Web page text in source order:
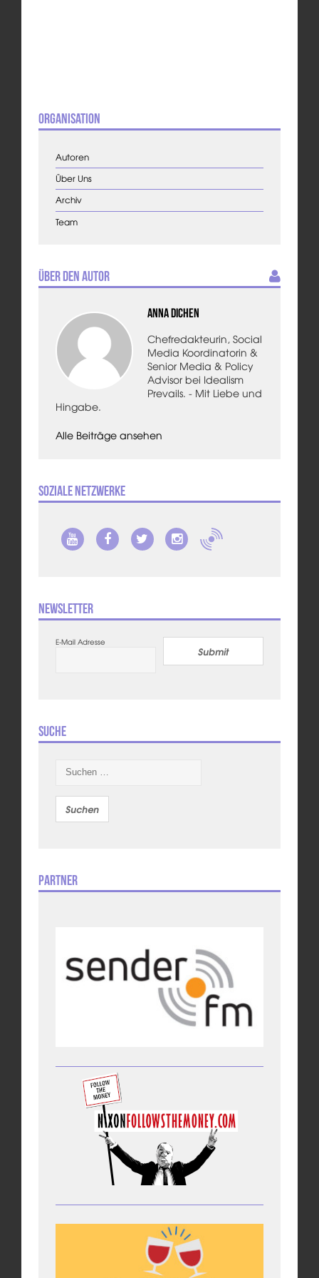
Organisation
Autoren
Über Uns
Archiv
Team
Über den Autor
Anna Dichen
Chefredakteurin, Social
Media Koordinatorin &
Senior Media & Policy
Advisor bei Idealism
Prevails. - Mit Liebe und
Hingabe.
Alle Beiträge ansehen
Soziale Netzwerke
Newsletter
E-Mail Adresse
Submit
Suche
nach:
Partner